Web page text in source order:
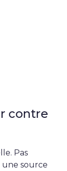
contre
Pas
source